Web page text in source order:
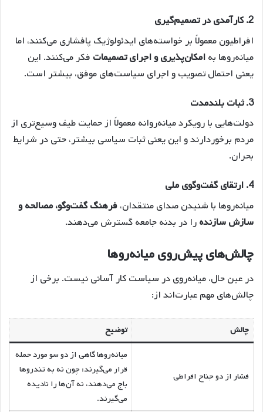
2. کارآمدی در تصمیم‌گیری
افراطیون معمولاً بر خواسته‌های ایدئولوژیک پافشاری می‌کنند، اما
میانه‌روها بهامکان‌پذیری و اجرای تصمیمات فکر می‌کنند. این
یعنی احتمال تصویب و اجرای سیاست‌های موفق، بیشتر است.
3. ثبات بلندمدت
دولت‌هایی با رویکرد میانه‌روانه معمولاً از حمایت طیف وسیع‌تری از
مردم برخوردارند و این یعنی ثبات سیاسی بیشتر، حتی در شرایط
بحران.
4. ارتقای گفت‌وگوی ملی
میانه‌روها با شنیدن صدای منتقدان،فرهنگ گفت‌وگو، مصالحه و
سازش سازندهرا در بدنه جامعه گسترش می‌دهند.
چالش‌های پیش‌روی میانه‌روها
در عین حال، میانه‌روی در سیاست کار آسانی نیست. برخی از
چالش‌های مهم عبارت‌اند از:
چالش توضیح
فشار از دو جناح افراطی
میانه‌روها گاهی از دو سو مورد حمله
قرار می‌گیرند: چون نه به تندروها
باج می‌دهند، نه آن‌ها را نادیده
می‌گیرند.